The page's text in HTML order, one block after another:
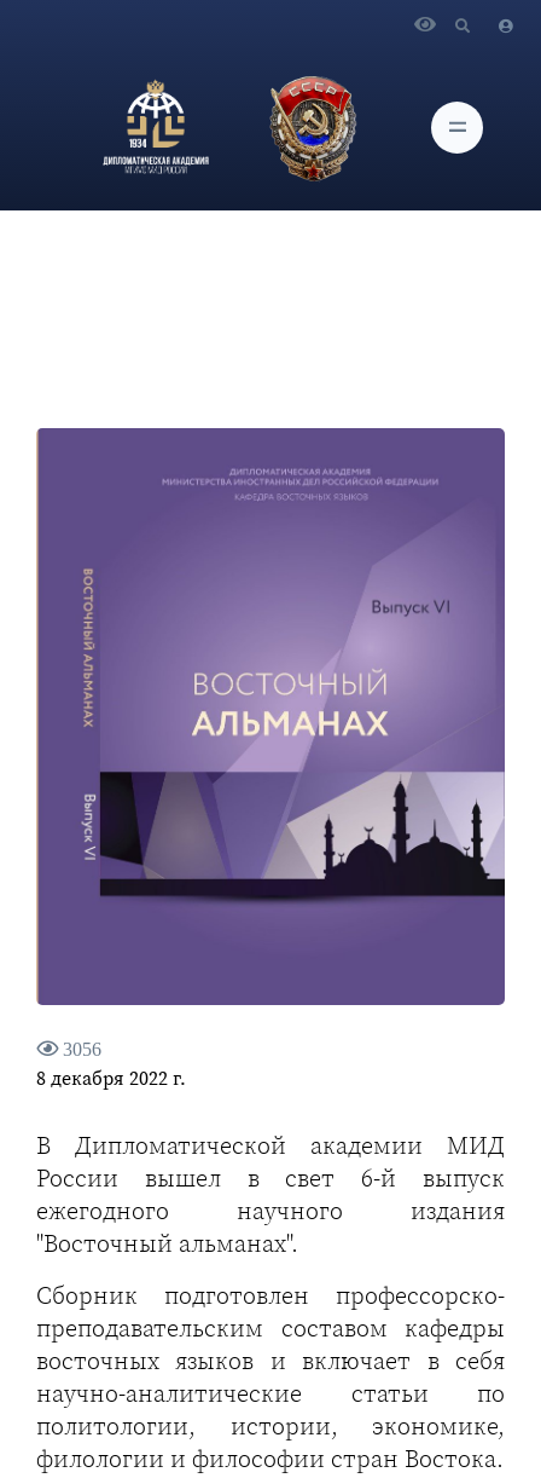
Научные публикации
3056
8 декабря 2022 г.
В Дипломатической академии МИД
России вышел в свет 6-й выпуск
ежегодного научного издания
"Восточный альманах".
Сборник подготовлен профессорско-
преподавательским составом кафедры
восточных языков и включает в себя
научно-аналитические статьи по
политологии, истории, экономике,
филологии и философии стран Востока.